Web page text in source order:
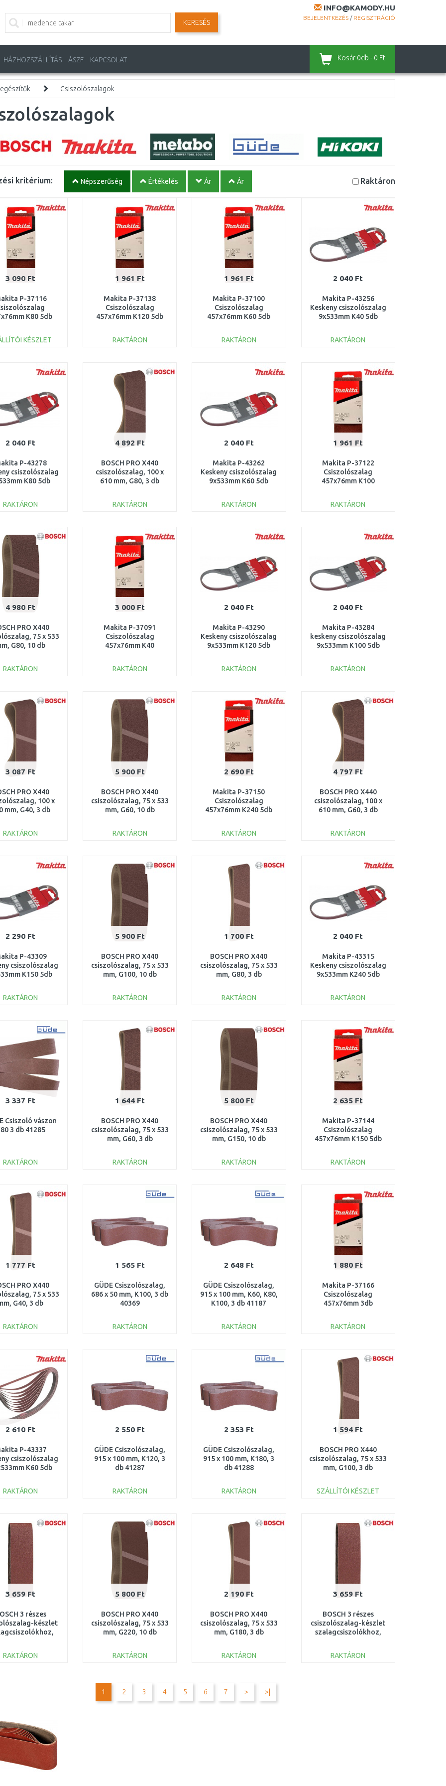
INFO@KAMODY.HU
BEJELENTKEZÉS / REGISZTRÁCIÓ
KERESÉS
HÁZHOZSZÁLLÍTÁS ÁSZF KAPCSOLAT Kosár 0db - 0 Ft
Csiszolószalagok
kritérium: Népszerűség Értékelés Ár Ár Raktáron
3 090 Ft
P-37116
K80 5db
KÉSZLET
Összehasonlítás
1 961 Ft
Makita P-37138
Csiszolószalag
457x76mm K120 5db
RAKTÁRON
Összehasonlítás
1 961 Ft
Makita P-37100
Csiszolószalag
457x76mm K60 5db
RAKTÁRON
Összehasonlítás
2 040 Ft
Makita P-43256
Keskeny csiszolószalag
9x533mm K40 5db
RAKTÁRON
Összehasonlítás
2 040 Ft
P-43278
csiszolószalag
K80 5db
RAKTÁRON
Összehasonlítás
4 892 Ft
BOSCH PRO X440
csiszolószalag, 100 x
610 mm, G80, 3 db
RAKTÁRON
Összehasonlítás
2 040 Ft
Makita P-43262
Keskeny csiszolószalag
9x533mm K60 5db
RAKTÁRON
Összehasonlítás
1 961 Ft
Makita P-37122
Csiszolószalag
457x76mm K100
RAKTÁRON
Összehasonlítás
4 980 Ft
PRO X440
75 x 533
G80, 10 db
RAKTÁRON
Összehasonlítás
3 000 Ft
Makita P-37091
Csiszolószalag
457x76mm K40
RAKTÁRON
Összehasonlítás
2 040 Ft
Makita P-43290
Keskeny csiszolószalag
9x533mm K120 5db
RAKTÁRON
Összehasonlítás
2 040 Ft
Makita P-43284
keskeny csiszolószalag
9x533mm K100 5db
RAKTÁRON
Összehasonlítás
3 087 Ft
PRO X440
100 x
mm, G40, 3 db
RAKTÁRON
Összehasonlítás
5 900 Ft
BOSCH PRO X440
csiszolószalag, 75 x 533
mm, G60, 10 db
RAKTÁRON
Összehasonlítás
2 690 Ft
Makita P-37150
Csiszolószalag
457x76mm K240 5db
RAKTÁRON
Összehasonlítás
4 797 Ft
BOSCH PRO X440
csiszolószalag, 100 x
610 mm, G60, 3 db
RAKTÁRON
Összehasonlítás
2 290 Ft
P-43309
csiszolószalag
K150 5db
RAKTÁRON
Összehasonlítás
5 900 Ft
BOSCH PRO X440
csiszolószalag, 75 x 533
mm, G100, 10 db
RAKTÁRON
Összehasonlítás
1 700 Ft
BOSCH PRO X440
csiszolószalag, 75 x 533
mm, G80, 3 db
RAKTÁRON
Összehasonlítás
2 040 Ft
Makita P-43315
Keskeny csiszolószalag
9x533mm K240 5db
RAKTÁRON
Összehasonlítás
3 337 Ft
Csiszoló vászon
3 db 41285
RAKTÁRON
Összehasonlítás
1 644 Ft
BOSCH PRO X440
csiszolószalag, 75 x 533
mm, G60, 3 db
RAKTÁRON
Összehasonlítás
5 800 Ft
BOSCH PRO X440
csiszolószalag, 75 x 533
mm, G150, 10 db
RAKTÁRON
Összehasonlítás
2 635 Ft
Makita P-37144
Csiszolószalag
457x76mm K150 5db
RAKTÁRON
Összehasonlítás
1 777 Ft
PRO X440
75 x 533
G40, 3 db
RAKTÁRON
Összehasonlítás
1 565 Ft
GÜDE Csiszolószalag,
686 x 50 mm, K100, 3 db
40369
RAKTÁRON
Összehasonlítás
2 648 Ft
GÜDE Csiszolószalag,
915 x 100 mm, K60, K80,
K100, 3 db 41187
RAKTÁRON
Összehasonlítás
1 880 Ft
Makita P-37166
Csiszolószalag
457x76mm 3db
RAKTÁRON
Összehasonlítás
2 610 Ft
P-43337
csiszolószalag
K60 5db
RAKTÁRON
Összehasonlítás
2 550 Ft
GÜDE Csiszolószalag,
915 x 100 mm, K120, 3
db 41287
RAKTÁRON
Összehasonlítás
2 353 Ft
GÜDE Csiszolószalag,
915 x 100 mm, K180, 3
db 41288
RAKTÁRON
Összehasonlítás
1 594 Ft
BOSCH PRO X440
csiszolószalag, 75 x 533
mm, G100, 3 db
SZÁLLÍTÓI KÉSZLET
Összehasonlítás
3 659 Ft
3 részes
készlet
2609256219
RAKTÁRON
5 800 Ft
BOSCH PRO X440
csiszolószalag, 75 x 533
mm, G220, 10 db
RAKTÁRON
Összehasonlítás
2 190 Ft
BOSCH PRO X440
csiszolószalag, 75 x 533
mm, G180, 3 db
RAKTÁRON
Összehasonlítás
3 659 Ft
BOSCH 3 részes
csiszolószalag-készlet
szalagcsiszolókhoz,
2609256217
RAKTÁRON
1 2 3 4 5 6 7 > >|